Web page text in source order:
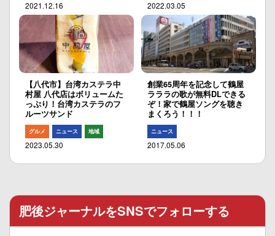
2021.12.16 2022.03.05
【八代市】台湾カステラ中
村屋 八代店はボリュームた
っぷり！台湾カステラのフ
ルーツサンド
グルメ ニュース 地域
2023.05.30
創業65周年を記念して鶴屋
ラララの歌が無料DLできる
ぞ！家で鶴屋ソングを聴き
まくろう！！！
ニュース
2017.05.06
肥後ジャーナルをSNSでフォローする